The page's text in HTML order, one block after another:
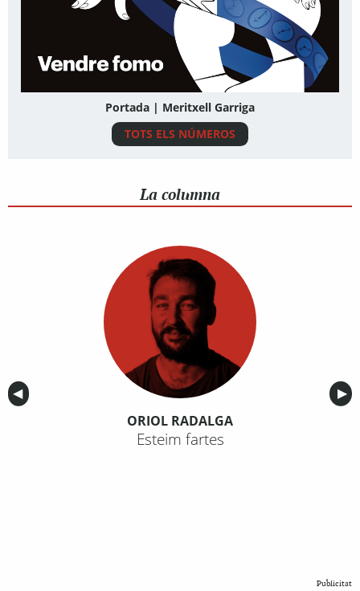
Portada | Meritxell Garriga
TOTS ELS NÚMEROS
La columna
Anterior
◀︎ ▶︎
ORIOL RADALGA
Esteim fartes
Publicitat